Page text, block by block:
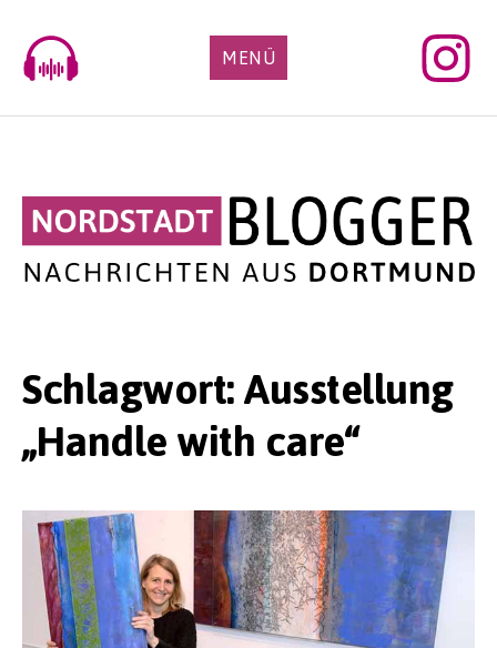
content
MENÜ
Schlagwort:Ausstellung
„Handle with care“